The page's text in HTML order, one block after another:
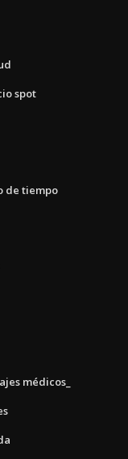
spot
de tiempo
médicos_